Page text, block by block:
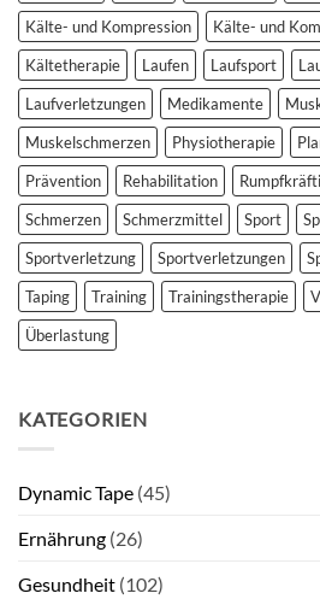
Kälte- und Kompression
Kälte- und
Kältetherapie
Laufen Laufsport
Laufverletzungen
Medikamente
Muskelschmerzen
Physiotherapie
Prävention
Rehabilitation
Schmerzen
Schmerzmittel Sport
Sportverletzung
Sportverletzungen
Taping
Training Trainingstherapie
Überlastung
KATEGORIEN
Dynamic Tape (45)
Ernährung (26)
Gesundheit (102)